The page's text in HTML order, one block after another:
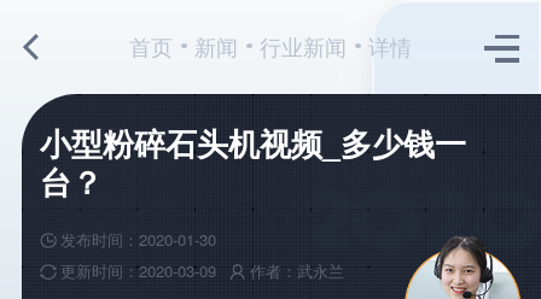
首页 新闻 行业新闻 详情
小型粉碎石头机视频_多少钱一
台？
发布时间：2020-01-30
更新时间：2020-03-09
作者：武永兰